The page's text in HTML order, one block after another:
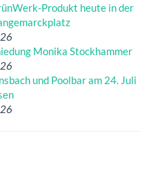
Produkt heute in der
Monika Stockhammer
und Poolbar am 24. Juli